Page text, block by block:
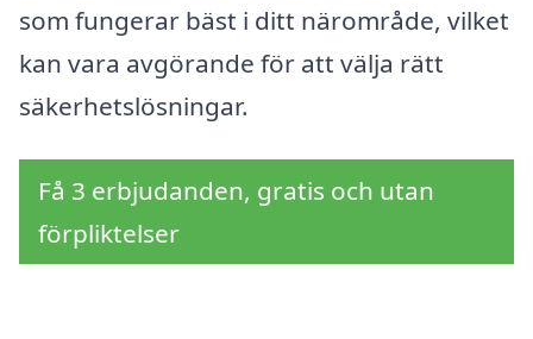
som fungerar bäst i ditt närområde, vilket
kan vara avgörande för att välja rätt
säkerhetslösningar.
Få 3 erbjudanden, gratis och utan
förpliktelser